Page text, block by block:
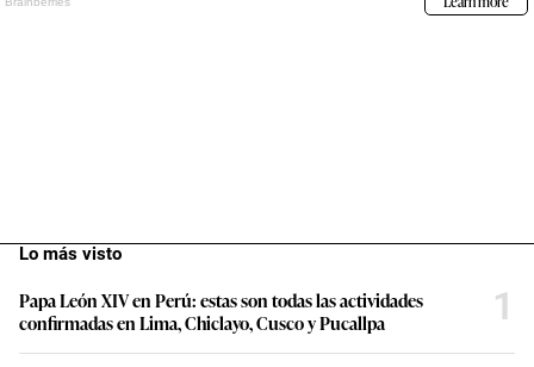
Lo más visto
Papa León XIV en Perú: estas son todas las actividades
confirmadas en Lima, Chiclayo, Cusco y Pucallpa
1